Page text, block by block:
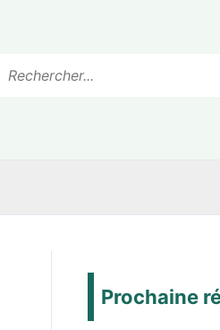
Prochaine